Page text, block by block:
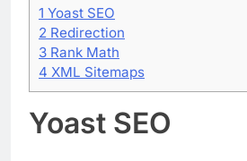
1 Yoast SEO
2 Redirection
3 Rank Math
4 XML Sitemaps
Yoast SEO